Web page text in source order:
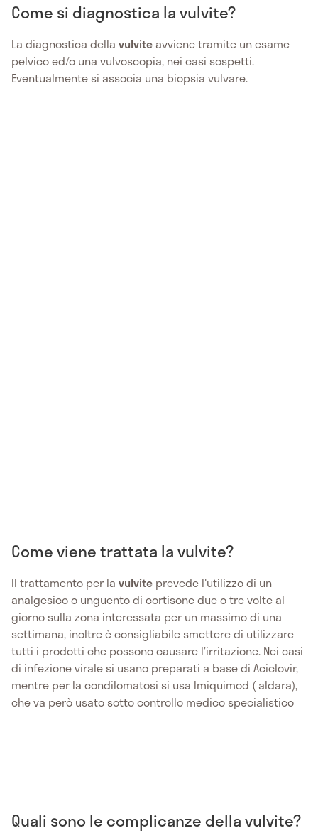
Come si diagnostica la vulvite?
La diagnostica della vulvite avviene tramite un esame
pelvico ed/o una vulvoscopia, nei casi sospetti.
Eventualmente si associa una biopsia vulvare.
Come viene trattata la vulvite?
Il trattamento per la vulvite prevede l'utilizzo di un
analgesico o unguento di cortisone due o tre volte al
giorno sulla zona interessata per un massimo di una
settimana, inoltre è consigliabile smettere di utilizzare
tutti i prodotti che possono causare l’irritazione. Nei casi
di infezione virale si usano preparati a base di Aciclovir,
mentre per la condilomatosi si usa Imiquimod ( aldara),
che va però usato sotto controllo medico specialistico
Quali sono le complicanze della vulvite?